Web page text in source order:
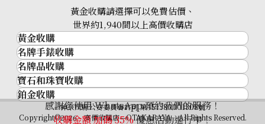
感謝您使用 WhatsApp 預約我們的服務！
收購金額 加碼35%優惠活動進行中！
黃金收購請選擇可以免費估價、
世界約1,940間以上高價收購店
黃金收購
黃金･金條
金條
金幣及銀幣
過去十年黃金價格
金飾
名牌手錶收購
名牌手錶收購
勞力士 (Rolex)
Patek Philippe
Audemars Piguet
名牌品收購
名牌品收購
HERMES
LOUIS VUITTON
寶石和珠寶收購
寶石和珠寶
鉑金收購
神奈川縣公安委員會許可 第451380001308號
Copyright©2026 高價收購店—OTAKARAYA All Rights Reserved.